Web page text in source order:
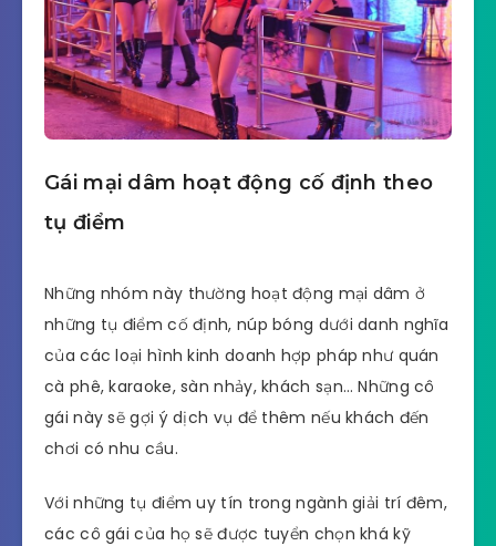
Gái mại dâm hoạt động cố định theo
tụ điểm
Những nhóm này thường hoạt động mại dâm ở
những tụ điểm cố định, núp bóng dưới danh nghĩa
của các loại hình kinh doanh hợp pháp như quán
cà phê, karaoke, sàn nhảy, khách sạn… Những cô
gái này sẽ gợi ý dịch vụ để thêm nếu khách đến
chơi có nhu cầu.
Với những tụ điểm uy tín trong ngành giải trí đêm,
các cô gái của họ sẽ được tuyển chọn khá kỹ